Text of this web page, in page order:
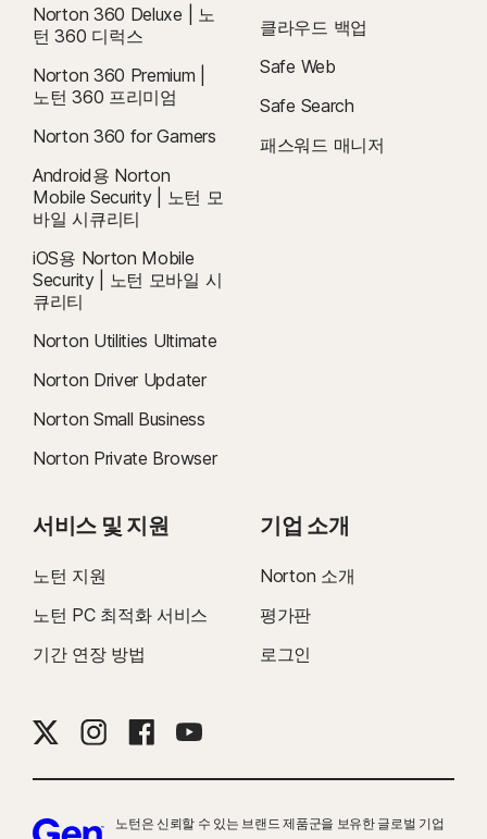
Norton 360 Deluxe | 노
턴 360 디럭스
Norton 360 Premium |
노턴 360 프리미엄
Norton 360 for Gamers
Android용 Norton
Mobile Security | 노턴 모
바일 시큐리티
iOS용 Norton Mobile
Security | 노턴 모바일 시
큐리티
Norton Utilities Ultimate
Norton Driver Updater
Norton Small Business
Norton Private Browser
클라우드 백업
Safe Web
Safe Search
패스워드 매니저
서비스 및 지원
노턴 지원
노턴 PC 최적화 서비스
기간 연장 방법
기업 소개
Norton 소개
평가판
로그인
노턴은 신뢰할 수 있는 브랜드 제품군을 보유한 글로벌 기업